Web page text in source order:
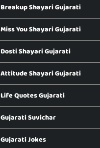
Breakup Shayari Gujarati
Miss You Shayari Gujarati
Dosti Shayari Gujarati
Attitude Shayari Gujarati
Life Quotes Gujarati
Gujarati Suvichar
Gujarati Jokes